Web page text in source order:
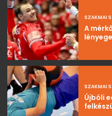
SZAKMAI
A
SZAKMAI
Újbóli